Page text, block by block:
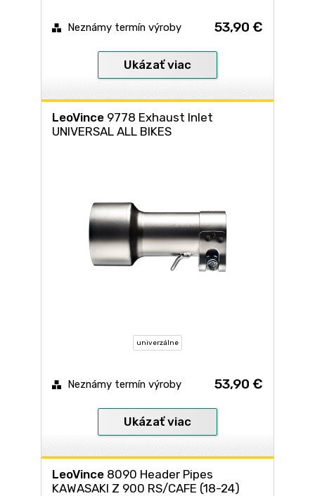
Neznámy termín výroby 53,90 €
Ukázať viac
LeoVince 9778 Exhaust Inlet
UNIVERSAL ALL BIKES
univerzálne
Neznámy termín výroby 53,90 €
Ukázať viac
LeoVince 8090 Header Pipes
KAWASAKI Z 900 RS/CAFE (18-24)